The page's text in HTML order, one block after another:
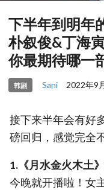
下半年到明年
朴叙俊&丁海
你最期待哪一
韩剧 Sani 2022年9
接下来半年会有好
磅回归，感觉完全
1.《月水金火木土
今晚就开播啦！女